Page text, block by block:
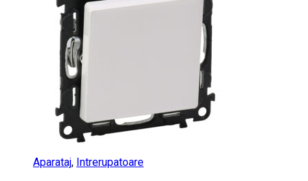
Aparataj, Intrerupatoare